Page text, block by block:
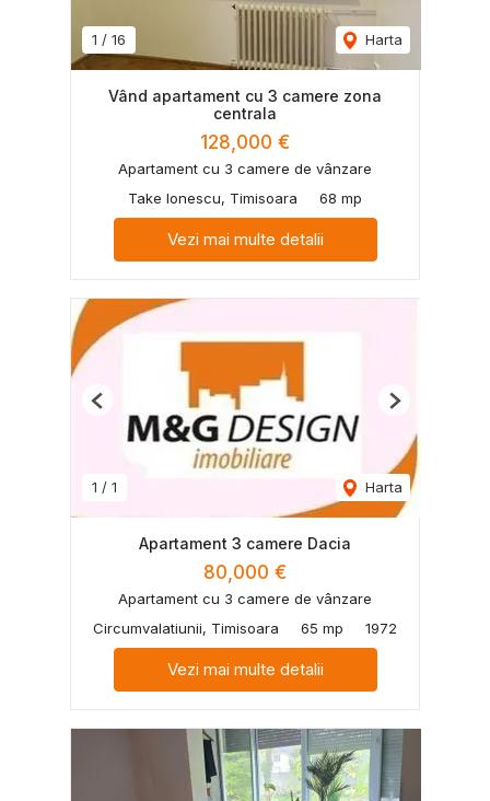
1 / 16 Harta
Vând apartament cu 3 camere zona
centrala
128,000 €
Apartament cu 3 camere de vânzare
Take Ionescu, Timisoara
68 mp
Vezi mai multe detalii
1 / 1 Harta
Previous Next
Apartament 3 camere Dacia
80,000 €
Apartament cu 3 camere de vânzare
Circumvalatiunii, Timisoara
65 mp 1972
Vezi mai multe detalii